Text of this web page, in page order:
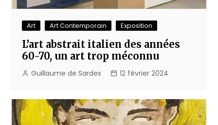
Art Art Contemporain Exposition
L’art abstrait italien des années
60-70, un art trop méconnu
Guillaume de Sardes 12 février 2024